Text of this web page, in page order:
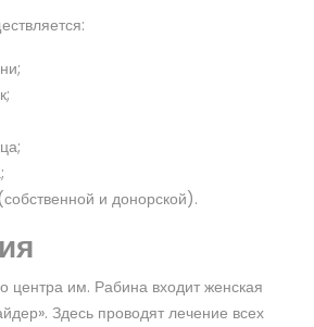
и донорской).
центра им. Рабина входит женская
Здесь проводят лечение всех